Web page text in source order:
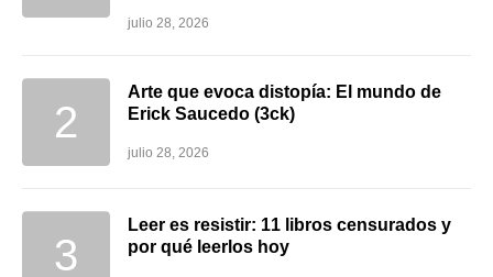
julio 28, 2026
Arte que evoca distopía: El mundo de
Erick Saucedo (3ck)
julio 28, 2026
Leer es resistir: 11 libros censurados y
por qué leerlos hoy